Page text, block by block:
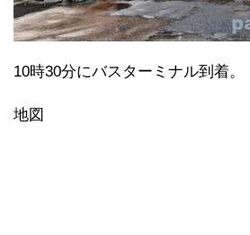
10時30分にバスターミナル到着。
地図